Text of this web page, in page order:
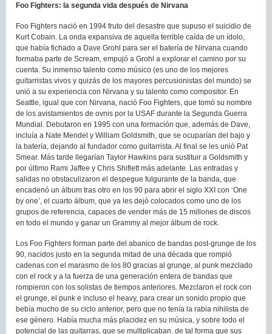
Foo Fighters: la segunda vida después de Nirvana
Foo Fighters nació en 1994 fruto del desastre que supuso el suicidio de
Kurt Cobain. La onda expansiva de aquella terrible caída de un ídolo,
que había fichado a Dave Grohl para ser el batería de Nirvana cuando
formaba parte de Scream, empujó a Grohl a explorar el camino por su
cuenta. Su inmenso talento como músico (es uno de los mejores
guitarristas vivos y quizás de los mayores percusionistas del mundo) se
unió a su experiencia con Nirvana y su talento como compositor. En
Seattle, igual que con Nirvana, nació Foo Fighters, que tomó su nombre
de los avistamientos de ovnis por la USAF durante la Segunda Guerra
Mundial. Debutaron en 1995 con una formación que, además de Dave,
incluía a Nate Mendel y William Goldsmith, que se ocuparían del bajo y
la batería, dejando al fundador como guitarrista. Al final se les unió Pat
Smear. Más tarde llegarían Taylor Hawkins para sustituir a Goldsmith y
por último Rami Jaffee y Chris Shiflett más adelante. Las entradas y
salidas no obstaculizaron el despegue fulgurante de la banda, que
encadenó un álbum tras otro en los 90 para abrir el siglo XXI con ‘One
by one’, el cuarto álbum, que ya les dejó colocados como uno de los
grupos de referencia, capaces de vender más de 15 millones de discos
en todo el mundo y ganar un Grammy al mejor álbum de rock.
Los Foo Fighters forman parte del abanico de bandas post-grunge de los
90, nacidos justo en la segunda mitad de una década que rompió
cadenas con el marasmo de los 80 gracias al grunge, al punk mezclado
con el rock y a la fuerza de una generación entera de bandas que
rompieron con los solistas de tiempos anteriores. Mezclaron el rock con
el grunge, el punk e incluso el heavy, para crear un sonido propio que
bebía mucho de su ciclo anterior, pero que no tenía la rabia nihilista de
ese género. Había mucha más placidez en su música, y sobre todo el
potencial de las guitarras, que se multiplicaban, de tal forma que sus